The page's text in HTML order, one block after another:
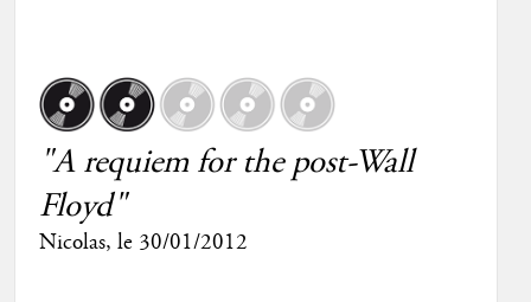
"A requiem for the post-Wall
Floyd"
Nicolas, le 30/01/2012